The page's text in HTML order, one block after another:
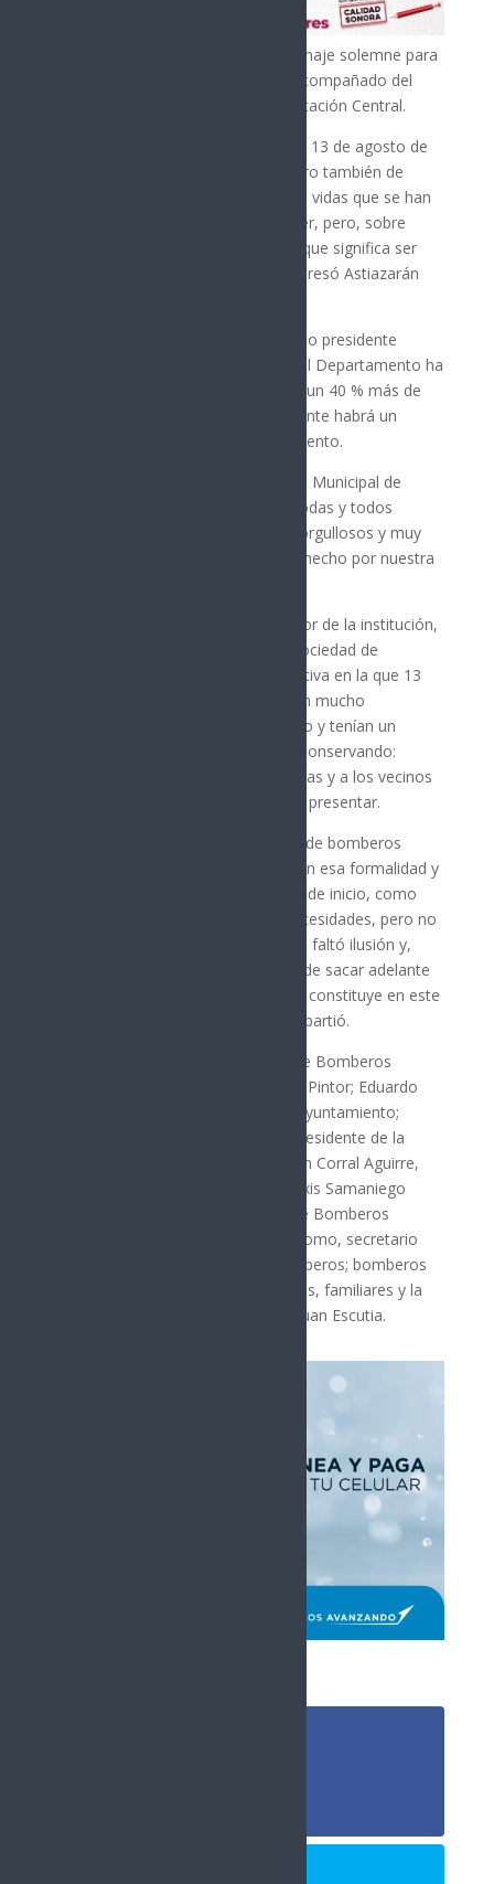
Toño Astiazarán encabezó el homenaje solemne para
los bomberos caídos en el deber, acompañado del
sonido de la sirena ubicada en la Estación Central.
“Estos 79 años nos recuerdan aquel 13 de agosto de
1946, muchas historias de éxito, pero también de
valentía y, sobre todo, de heroísmo; vidas que se han
perdido en el cumplimiento del deber, pero, sobre
todo, en esta gran responsabilidad que significa ser
integrante de esta gran familia”, expresó Astiazarán
Mencionó que desde que inició como presidente
municipal, en septiembre de 2021, el Departamento ha
crecido de manera importante, con un 40 % más de
elementos; anunció que próximamente habrá un
nuevo apoyo en temas de equipamiento.
“Felicidades, a nombre del Gobierno Municipal de
Hermosillo. Les queremos decir a todas y todos
ustedes que estamos sumamente orgullosos y muy
agradecidos por lo mucho que han hecho por nuestra
Juan Francisco Matty Ortega, director de la institución,
contó que un 13 de agosto, en la Sociedad de
Artesanos, se firmó el acta constitutiva en la que 13
personas valientes, soñadoras y con mucho
entusiasmo creyeron en un proyecto y tenían un
propósito que, en el fondo, siguen conservando:
proteger a la ciudadanía, a las familias y a los vecinos
de cualquier incidente que se pueda presentar.
“Anteriormente no había un cuerpo de bomberos
consolidado que pudiera atender con esa formalidad y
en esa organización que se generó; de inicio, como
todo, hubo precariedades, hubo necesidades, pero no
faltó corazón, no faltó intención, no faltó ilusión y,
sobre todo, no faltó el entusiasmo de sacar adelante
este proyecto que, al día de hoy, se constituye en este
Departamento de Bomberos”, compartió.
Los acompañaron el coordinador de Bomberos
Veteranos de Hermosillo, Francisco Pintor; Eduardo
Alejo Acuña Padilla, secretario del Ayuntamiento;
Óscar Raúl García Sugich, regidor presidente de la
Comisión de Protección Civil; Ramón Corral Aguirre,
oficial mayor del Ayuntamiento; Alexis Samaniego
Balboa, presidente del Patronato de Bomberos
Hermosillo; Jesús Jossymar Fierro Romo, secretario
general del Sindicato Único de Bomberos; bomberos
activos y veteranos, cadetes, amigos, familiares y la
Banda de Guerra de la Secundaria Juan Escutia.